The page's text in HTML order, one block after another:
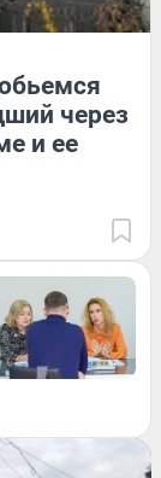
через
и ее